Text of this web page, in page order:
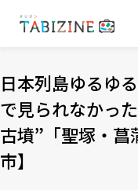
日本列島ゆるゆ
で見られなかっ
古墳”「聖塚・
市】